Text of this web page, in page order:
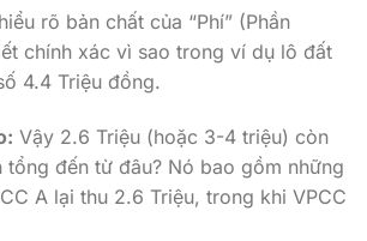
rõ bản chất của “Phí” (Phần
chính xác vì sao trong ví dụ lô đất
4.4 Triệu đồng.
Vậy 2.6 Triệu (hoặc 3-4 triệu) còn
tổng đến từ đâu? Nó bao gồm những
A lại thu 2.6 Triệu, trong khi VPCC